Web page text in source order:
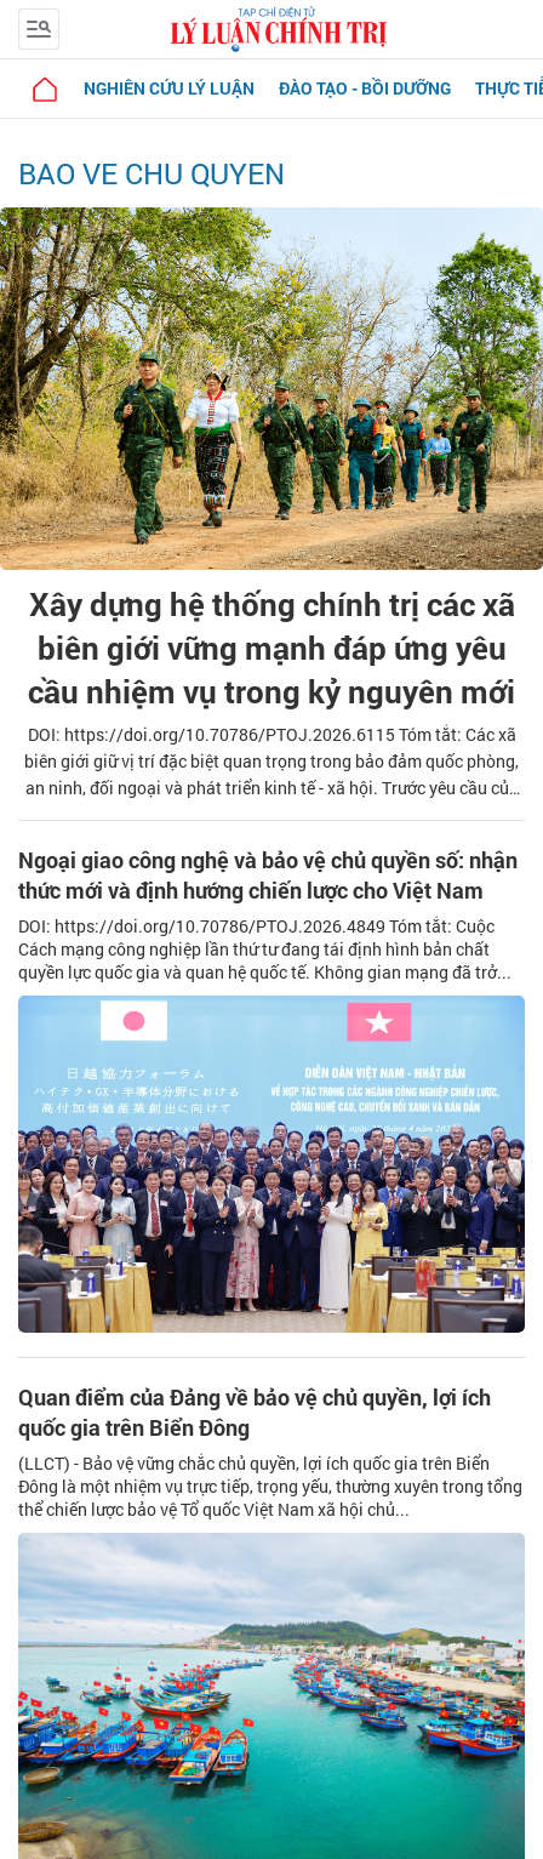
NGHIÊN CỨU LÝ LUẬN ĐÀO TẠO - BỒI DƯỠNG THỰC
BAO VE CHU QUYEN
Xây dựng hệ thống chính trị các xã
biên giới vững mạnh đáp ứng yêu
cầu nhiệm vụ trong kỷ nguyên mới
DOI: https://doi.org/10.70786/PTOJ.2026.6115 Tóm tắt: Các xã
biên giới giữ vị trí đặc biệt quan trọng trong bảo đảm quốc phòng,
an ninh, đối ngoại và phát triển kinh tế - xã hội. Trước yêu cầu của
Trên cơ sở hệ thống hóa chủ trương của Đảng, chính sách của Nhà
nước và đánh giá thực trạng hiện nay, bài viết đề xuất một số giải
pháp nhằm lãnh đạo củng cố hệ thống chính trị các xã
Ngoại giao công nghệ và bảo vệ chủ quyền số: nhận
thức mới và định hướng chiến lược cho Việt Nam
DOI: https://doi.org/10.70786/PTOJ.2026.4849 Tóm tắt: Cuộc
Cách mạng công nghiệp lần thứ tư đang tái định hình bản chất
quyền lực quốc gia và quan hệ quốc tế. Không gian mạng đã trở...
Quan điểm của Đảng về bảo vệ chủ quyền, lợi ích
quốc gia trên Biển Đông
(LLCT) - Bảo vệ vững chắc chủ quyền, lợi ích quốc gia trên Biển
Đông là một nhiệm vụ trực tiếp, trọng yếu, thường xuyên trong tổng
thể chiến lược bảo vệ Tổ quốc Việt Nam xã hội chủ...